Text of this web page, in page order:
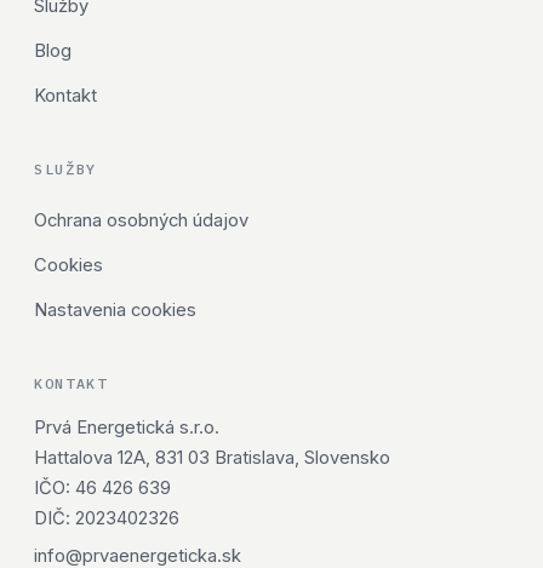
Služby
Blog
Kontakt
SLUŽBY
Ochrana osobných údajov
Cookies
Nastavenia cookies
KONTAKT
Prvá Energetická s.r.o.
Hattalova 12A, 831 03 Bratislava, Slovensko
IČO: 46 426 639
DIČ: 2023402326
info@prvaenergeticka.sk